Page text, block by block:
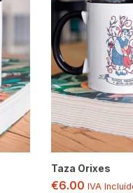
Taza Orixes
€6.00 IVA